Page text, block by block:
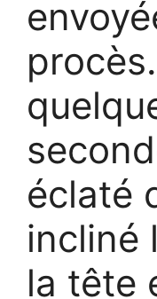
éclaté
incliné
la tête